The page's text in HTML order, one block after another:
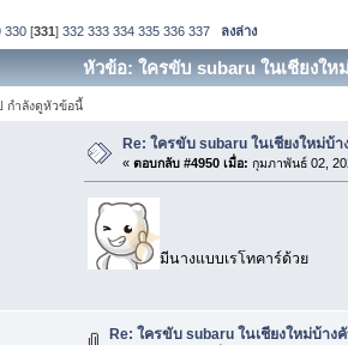
330 [331]332 333 334 335 336 337 ลงล่าง
หัวข้อ: ใครขับ subaru ในเชียงให
กำลังดูหัวข้อนี้
Re: ใครขับ subaru ในเชียงใหม่บ้า
«ตอบกลับ #4950 เมื่อ: กุมภาพันธ์ 02,
มีนางแบบเรโทคาร์ด้วย
Re: ใครขับ subaru ในเชียงใหม่บ้าง